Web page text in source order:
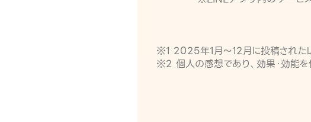
※1 2025年1月〜12月に投稿された
※2 個人の感想であり、効果・効能